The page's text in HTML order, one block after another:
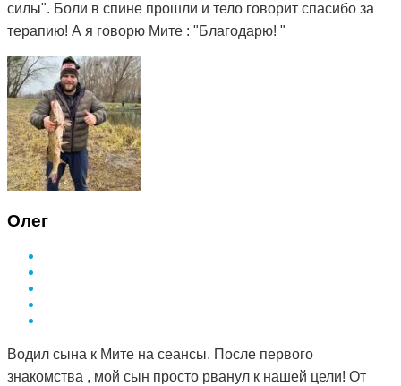
силы". Боли в спине прошли и тело говорит спасибо за
терапию! А я говорю Мите : "Благодарю! "
Олег
Водил сына к Мите на сеансы. После первого
знакомства , мой сын просто рванул к нашей цели! От